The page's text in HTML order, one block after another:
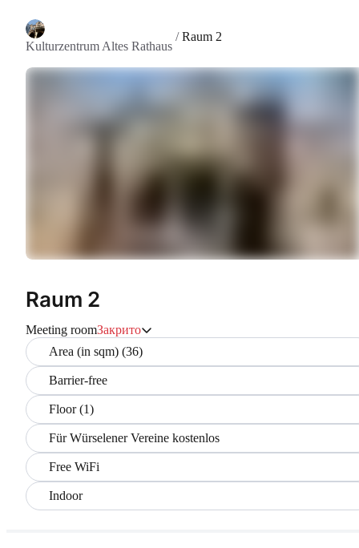
Kulturzentrum Altes Rathaus
/Raum 2
Raum 2
Meeting roomЗакрито
Area (in sqm) (36)
Barrier-free
Floor (1)
Für Würselener Vereine kostenlos
Free WiFi
Indoor